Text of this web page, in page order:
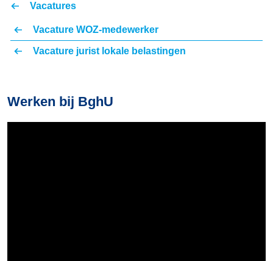
Vacatures
Vacature WOZ-medewerker
Vacature jurist lokale belastingen
Werken bij BghU